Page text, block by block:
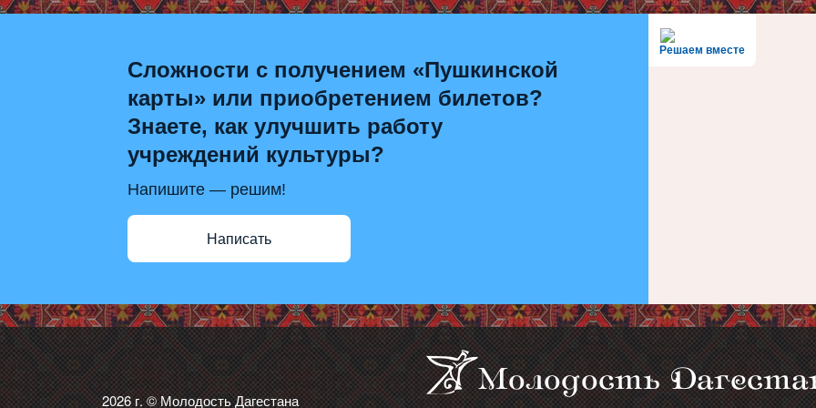
Решаем вместе
Сложности с получением «Пушкинской
карты» или приобретением билетов?
Знаете, как улучшить работу
учреждений культуры?
Напишите — решим!
Написать
2026 г. © Молодость Дагестана Молодость